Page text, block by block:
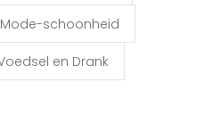
Mode-schoonheid
en Drank